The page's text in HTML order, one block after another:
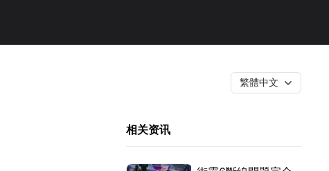
繁體中文
相关资讯